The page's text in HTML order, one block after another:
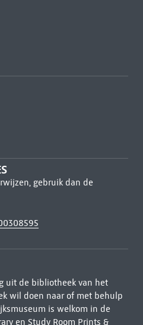
gebruik dan de
uit de bibliotheek van het
wil doen naar of met behulp
is welkom in de
en Study Room Prints &